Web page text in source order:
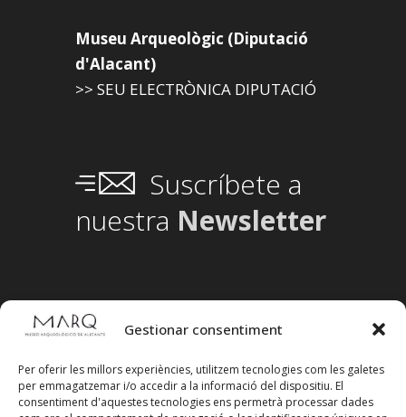
Gestionar consentiment
Per oferir les millors experiències, utilitzem tecnologies com les galetes
per emmagatzemar i/o accedir a la informació del dispositiu. El
consentiment d'aquestes tecnologies ens permetrà processar dades
Museu Arqueològic (Diputació
d'Alacant)
>> SEU ELECTRÒNICA DIPUTACIÓ
Suscríbete a
nuestra Newsletter